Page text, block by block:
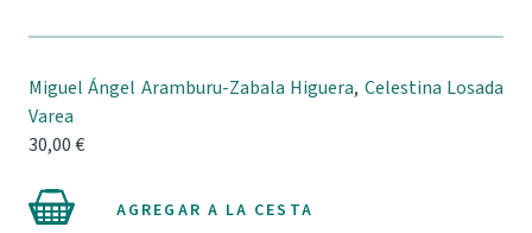
Miguel Ángel Aramburu-Zabala Higuera, Celestina Losada
Varea
30,00 €
AGREGAR A LA CESTA